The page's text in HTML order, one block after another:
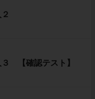
【確認テスト】